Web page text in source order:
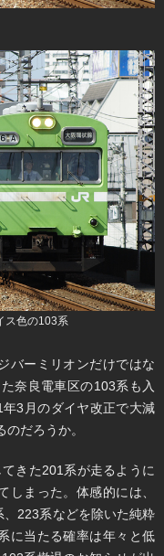
ス色の103系
バーミリオンだけではな
奈良電車区の103系も入
3月のダイヤ改正で大減
だろうか。
きた201系が走るように
しまった。体感的には、
223系などを除いた純粋
に当たる確率は年々と低